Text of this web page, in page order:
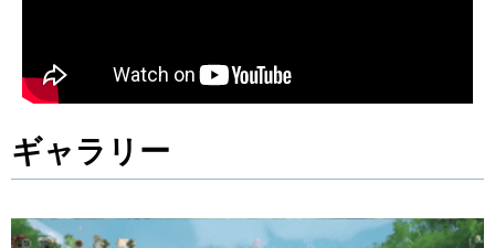
ギャラリー